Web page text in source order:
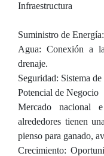
Infraestructura
Suministro de
Agua: Conexión a
drenaje.
Seguridad: Sistema
Potencial de Negocio
Mercado nacional
alrededores tienen
pienso para ganado,
Crecimiento: